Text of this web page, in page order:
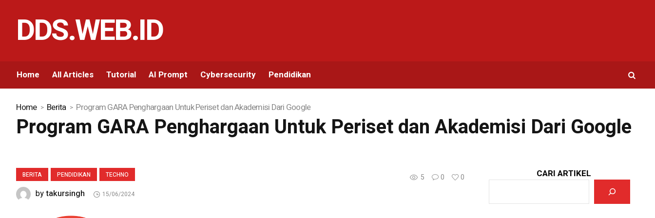
DDS.WEB.ID
Home All Articles Tutorial AI Prompt Cybersecurity Pendidikan
Home Berita Program GARA Penghargaan Untuk Periset dan Akademisi Dari Google
Program GARA Penghargaan Untuk Periset dan Akademisi Dari Google
BERITA PENDIDIKAN TECHNO 5 0 0
bytakursingh 15/06/2024
CARI ARTIKEL